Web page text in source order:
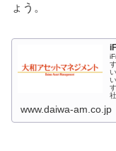
ょう。
社
www.daiwa-am.co.jp